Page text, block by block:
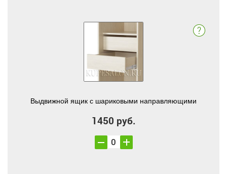
Выдвижной ящик с шариковыми направляющими
1450 руб.